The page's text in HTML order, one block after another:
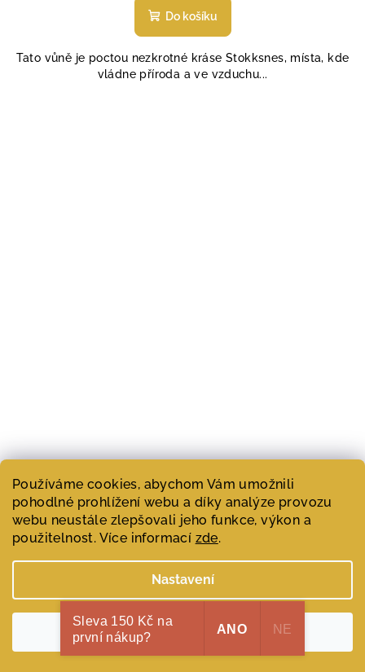
Používáme cookies, abychom Vám umožnili
pohodlné prohlížení webu a díky analýze provozu
webu neustále zlepšovali jeho funkce, výkon a
použitelnost. Více informací zde.
Nastavení
Souhlasím
Do košíku
Tato vůně je poctou nezkrotné kráse Stokksnes, místa, kde
vládne příroda a ve vzduchu...
Maiestus, ALMAH Parfums 1948, unisex parfémová voda,
100 ml
5 950 Kč
Měrná
5 950 Kč / 100 ml
Skladem(>1 ks)
Do košíku
Sleva 150 Kč na
první nákup?
ANO NE